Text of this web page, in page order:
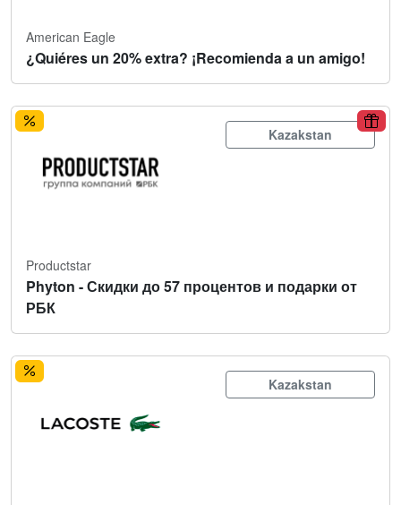
American Eagle
¿Quiéres un 20% extra? ¡Recomienda a un amigo!
Kazakstan
Productstar
Phyton - Скидки до 57 процентов и подарки от
РБК
Kazakstan